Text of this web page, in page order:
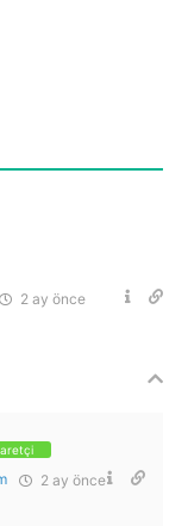
2 ay önce
2 ay önce